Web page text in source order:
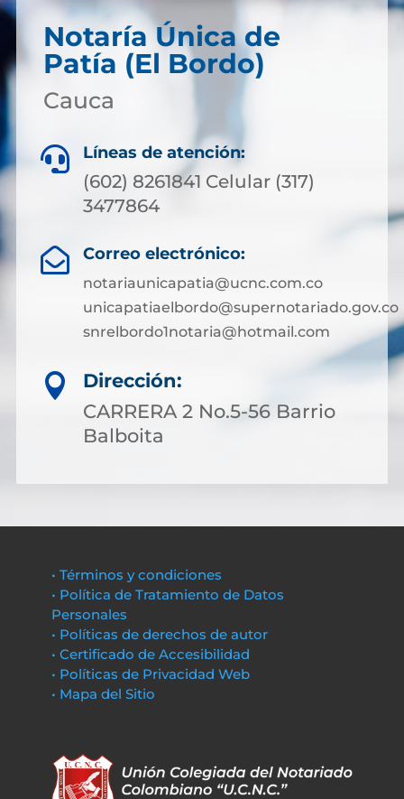
Notaría Única de
Patía (El Bordo)
Cauca
 Líneas de atención:
(602) 8261841 Celular (317)
3477864
 Correo electrónico:
notariaunicapatia@ucnc.com.co
unicapatiaelbordo@supernotariado.gov.co
snrelbordo1notaria@hotmail.com

Dirección:
CARRERA 2 No.5-56 Barrio
Balboita
• Términos y condiciones
• Política de Tratamiento de Datos
Personales
• Políticas de derechos de autor
• Certificado de Accesibilidad
• Políticas de Privacidad Web
• Mapa del Sitio